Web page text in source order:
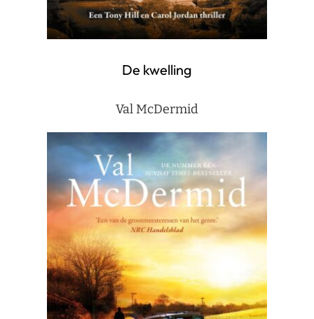
De kwelling
Val McDermid